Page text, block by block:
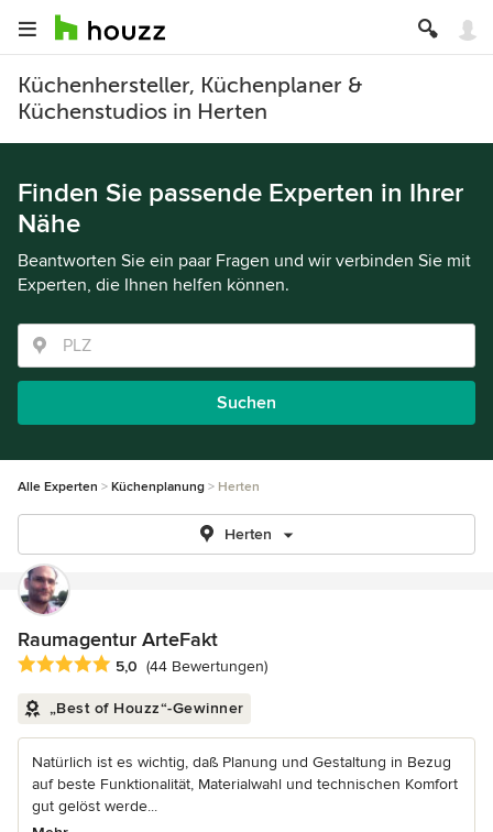
Küchenhersteller, Küchenplaner &
Küchenstudios in Herten
Finden Sie passende Experten in Ihrer
Nähe
Beantworten Sie ein paar Fragen und wir verbinden Sie mit
Experten, die Ihnen helfen können.
Suchen
Alle Experten Küchenplanung Herten
Herten
Raumagentur ArteFakt
Durchschnittliche Bewertung: 5 von 5 Sternen
5,0 (44 Bewertungen)
„Best of Houzz“-Gewinner
Natürlich ist es wichtig, daß Planung und Gestaltung in Bezug
auf beste Funktionalität, Materialwahl und technischen Komfort
gut gelöst werde...